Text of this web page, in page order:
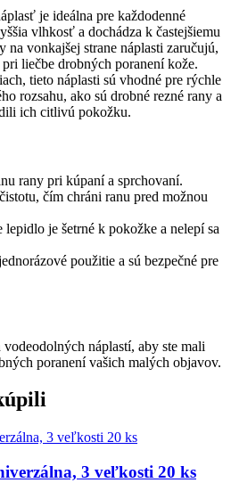
je ideálna pre každodenné
vlhkosť a dochádza k častejšiemu
vonkajšej strane náplasti zaručujú,
liečbe drobných poranení kože.
tieto náplasti sú vhodné pre rýchle
rozsahu, ako sú drobné rezné rany a
ich citlivú pokožku.
rany pri kúpaní a sprchovaní.
čím chráni ranu pred možnou
lepidlo je šetrné k pokožke a nelepí sa
použitie a sú bezpečné pre
náplastí, aby ste mali
poranení vašich malých objavov.
3 veľkosti 20 ks